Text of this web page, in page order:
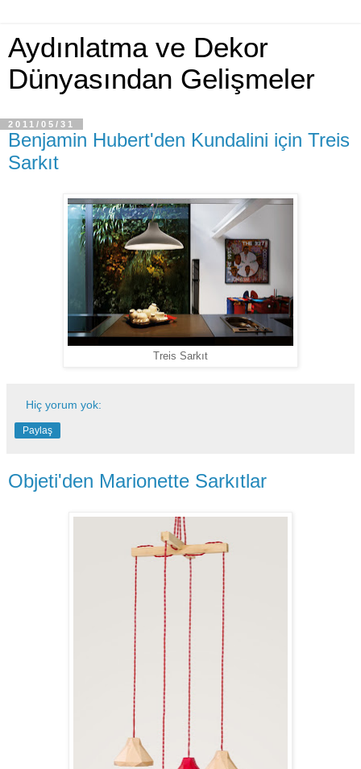
Aydınlatma ve Dekor
Dünyasından Gelişmeler
2011/05/31
Benjamin Hubert'den Kundalini için Treis
Sarkıt
Treis Sarkıt
Hiç yorum yok:
Paylaş
Objeti'den Marionette Sarkıtlar